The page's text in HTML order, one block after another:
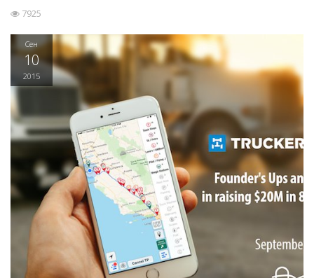
7925
Сен
10
2015